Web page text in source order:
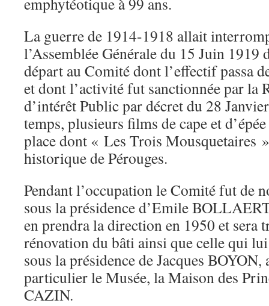
La guerre de 1914-1918 allait
l’Assemblée Générale du 15 Juin 1919
départ au Comité dont l’effectif passa
et dont l’activité fut sanctionnée par la
d’intérêt Public par décret du 28
temps, plusieurs films de cape et
place dont « Les Trois Mousquetaires
historique de Pérouges.
Pendant l’occupation le Comité fut de
sous la présidence d’Emile
en prendra la direction en 1950 et sera
rénovation du bâti ainsi que celle qui
sous la présidence de Jacques BOYON,
particulier le Musée, la Maison des
CAZIN.